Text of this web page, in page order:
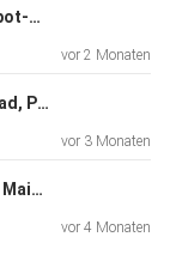
#99 EVENT Rookie 4/26 – Followspot-Systeme, Playback auf Konzerten, ColoRADO PXL Curve 1
vor 2 Monaten
#98 EVENT Rookie 3/26 – Radiohead, Private 5G
vor 3 Monaten
#97 Pandoras Box is back – André Maier gibt Einblicke in Twoloox und ins Thema Medienserver
vor 4 Monaten